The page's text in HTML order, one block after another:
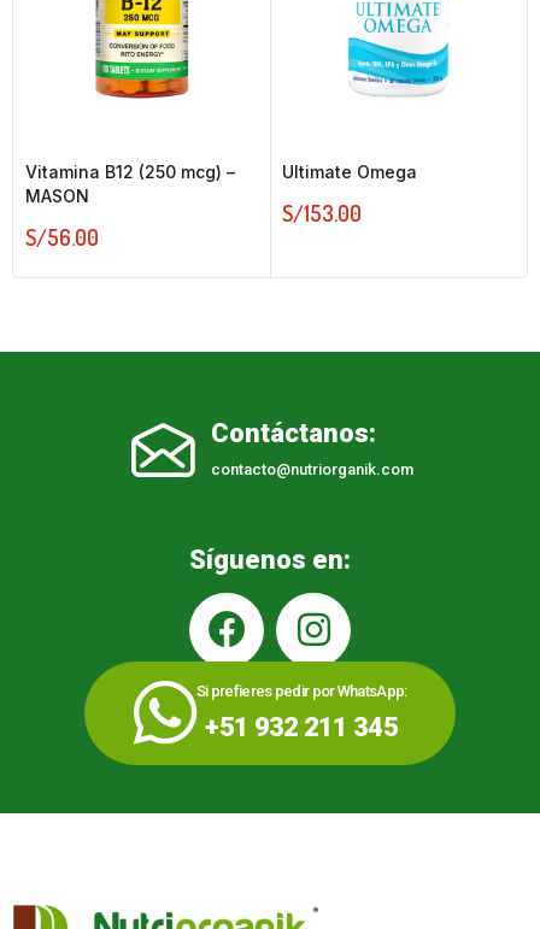
Vitamina B12 (250 mcg) –
MASON
S/56.00
Ultimate Omega
S/153.00
Contáctanos:
contacto@nutriorganik.com
Síguenos en:
Si prefieres pedir por WhatsApp:
+51 932 211 345